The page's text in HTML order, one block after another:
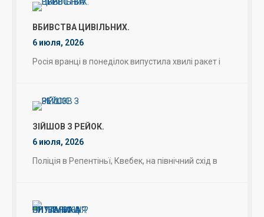
ВБИВСТВА ЦИВІЛЬНИХ.
6 июля, 2026
Росія вранці в понеділок випустила хвилі ракет і
ЗІЙШОВ З РЕЙОК.
6 июля, 2026
Поліція в Репентіньї, Квебек, на північний схід в